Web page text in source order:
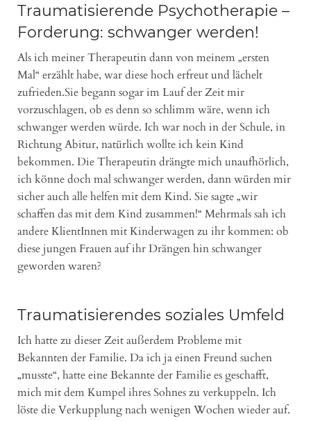
Traumatisierende Psychotherapie –
Forderung: schwanger werden!
Als ich meiner Therapeutin dann von meinem „ersten
Mal“ erzählt habe, war diese hoch erfreut und lächelt
zufrieden.Sie begann sogar im Lauf der Zeit mir
vorzuschlagen, ob es denn so schlimm wäre, wenn ich
schwanger werden würde. Ich war noch in der Schule, in
Richtung Abitur, natürlich wollte ich kein Kind
bekommen. Die Therapeutin drängte mich unaufhörlich,
ich könne doch mal schwanger werden, dann würden mir
sicher auch alle helfen mit dem Kind. Sie sagte „wir
schaffen das mit dem Kind zusammen!“ Mehrmals sah ich
andere KlientInnen mit Kinderwagen zu ihr kommen: ob
diese jungen Frauen auf ihr Drängen hin schwanger
geworden waren?
Traumatisierendes soziales Umfeld
Ich hatte zu dieser Zeit außerdem Probleme mit
Bekannten der Familie. Da ich ja einen Freund suchen
„musste“, hatte eine Bekannte der Familie es geschafft,
mich mit dem Kumpel ihres Sohnes zu verkuppeln. Ich
löste die Verkupplung nach wenigen Wochen wieder auf.